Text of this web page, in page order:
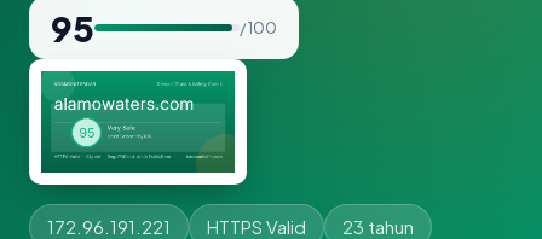
95 / 100
172.96.191.221 HTTPS Valid 23 tahun